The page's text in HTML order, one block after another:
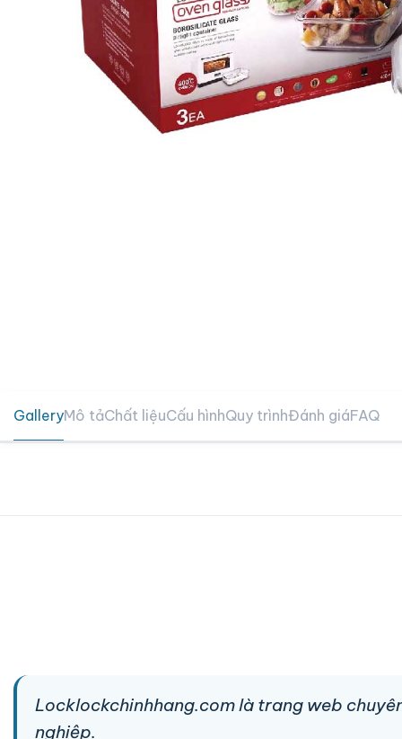
GalleryMô tảChất liệuCấu hìnhQuy trìnhĐánh giáFAQ
Locklockchinhhang.com là trang web
nghiệp.